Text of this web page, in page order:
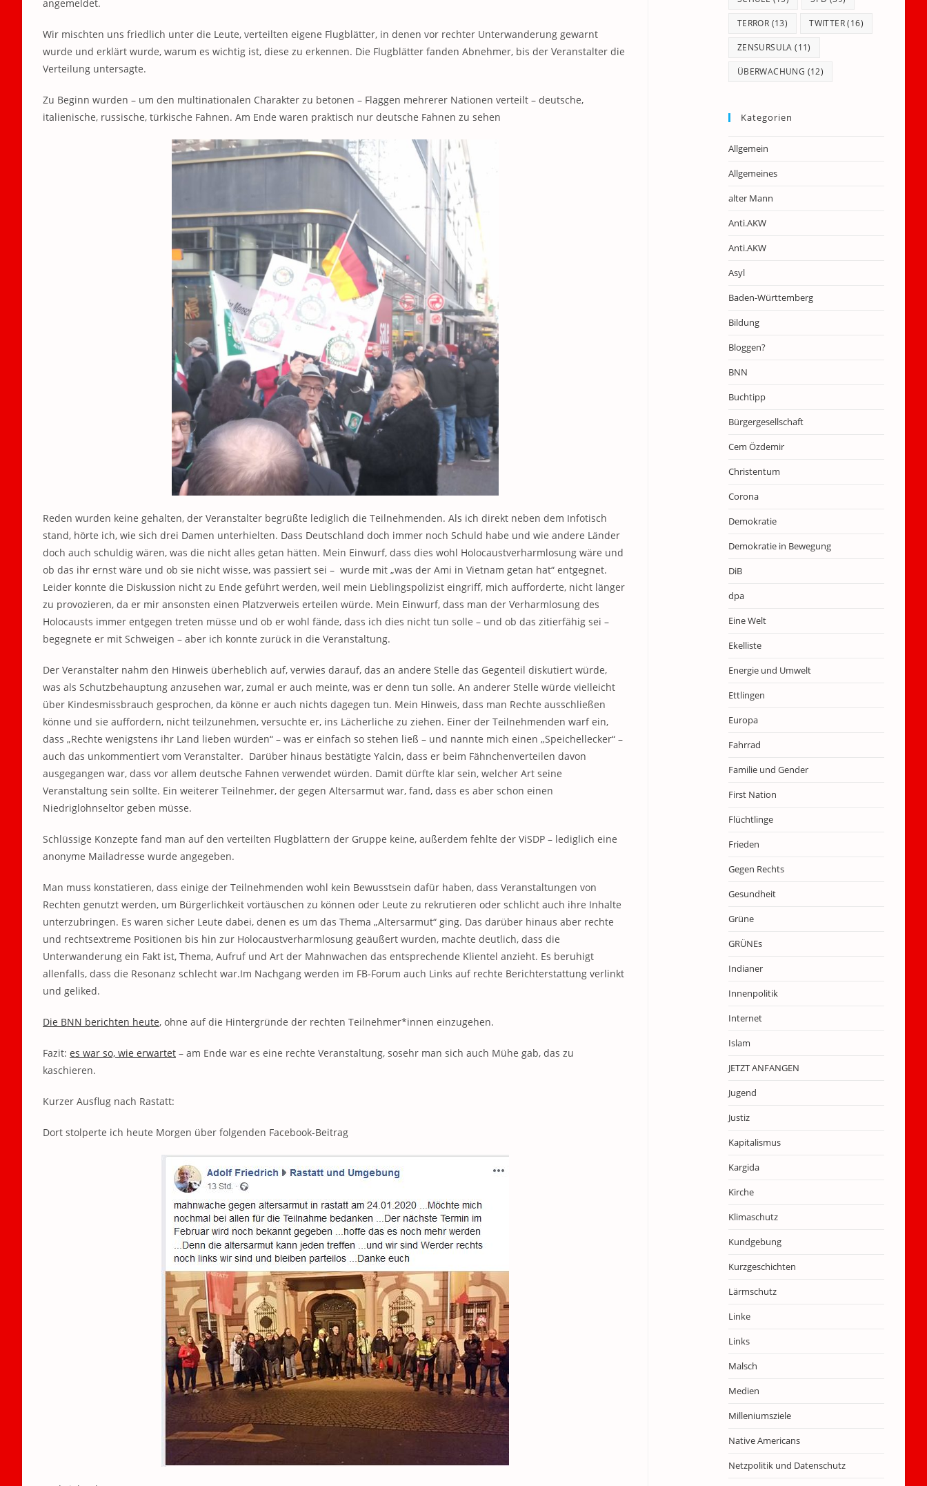
angemeldet.
Wir mischten uns friedlich unter die Leute, verteilten eigene Flugblätter, in denen vor rechter Unterwanderung gewarnt
wurde und erklärt wurde, warum es wichtig ist, diese zu erkennen. Die Flugblätter fanden Abnehmer, bis der Veranstalter die
Verteilung untersagte.
Zu Beginn wurden – um den multinationalen Charakter zu betonen – Flaggen mehrerer Nationen verteilt – deutsche,
italienische, russische, türkische Fahnen. Am Ende waren praktisch nur deutsche Fahnen zu sehen
Reden wurden keine gehalten, der Veranstalter begrüßte lediglich die Teilnehmenden. Als ich direkt neben dem Infotisch
stand, hörte ich, wie sich drei Damen unterhielten. Dass Deutschland doch immer noch Schuld habe und wie andere Länder
doch auch schuldig wären, was die nicht alles getan hätten. Mein Einwurf, dass dies wohl Holocaustverharmlosung wäre und
ob das ihr ernst wäre und ob sie nicht wisse, was passiert sei – wurde mit „was der Ami in Vietnam getan hat“ entgegnet.
Leider konnte die Diskussion nicht zu Ende geführt werden, weil mein Lieblingspolizist eingriff, mich aufforderte, nicht länger
zu provozieren, da er mir ansonsten einen Platzverweis erteilen würde. Mein Einwurf, dass man der Verharmlosung des
Holocausts immer entgegen treten müsse und ob er wohl fände, dass ich dies nicht tun solle – und ob das zitierfähig sei –
begegnete er mit Schweigen – aber ich konnte zurück in die Veranstaltung.
Der Veranstalter nahm den Hinweis überheblich auf, verwies darauf, das an andere Stelle das Gegenteil diskutiert würde,
was als Schutzbehauptung anzusehen war, zumal er auch meinte, was er denn tun solle. An anderer Stelle würde vielleicht
über Kindesmissbrauch gesprochen, da könne er auch nichts dagegen tun. Mein Hinweis, dass man Rechte ausschließen
könne und sie auffordern, nicht teilzunehmen, versuchte er, ins Lächerliche zu ziehen. Einer der Teilnehmenden warf ein,
dass „Rechte wenigstens ihr Land lieben würden“ – was er einfach so stehen ließ – und nannte mich einen „Speichellecker“ –
auch das unkommentiert vom Veranstalter. Darüber hinaus bestätigte Yalcin, dass er beim Fähnchenverteilen davon
ausgegangen war, dass vor allem deutsche Fahnen verwendet würden. Damit dürfte klar sein, welcher Art seine
Veranstaltung sein sollte. Ein weiterer Teilnehmer, der gegen Altersarmut war, fand, dass es aber schon einen
Niedriglohnseltor geben müsse.
Schlüssige Konzepte fand man auf den verteilten Flugblättern der Gruppe keine, außerdem fehlte der ViSDP – lediglich eine
anonyme Mailadresse wurde angegeben.
Man muss konstatieren, dass einige der Teilnehmenden wohl kein Bewusstsein dafür haben, dass Veranstaltungen von
Rechten genutzt werden, um Bürgerlichkeit vortäuschen zu können oder Leute zu rekrutieren oder schlicht auch ihre Inhalte
unterzubringen. Es waren sicher Leute dabei, denen es um das Thema „Altersarmut“ ging. Das darüber hinaus aber rechte
und rechtsextreme Positionen bis hin zur Holocaustverharmlosung geäußert wurden, machte deutlich, dass die
Unterwanderung ein Fakt ist, Thema, Aufruf und Art der Mahnwachen das entsprechende Klientel anzieht. Es beruhigt
allenfalls, dass die Resonanz schlecht war.Im Nachgang werden im FB-Forum auch Links auf rechte Berichterstattung verlinkt
und geliked.
Die BNN berichten heute, ohne auf die Hintergründe der rechten Teilnehmer*innen einzugehen.
Fazit: es war so, wie erwartet – am Ende war es eine rechte Veranstaltung, sosehr man sich auch Mühe gab, das zu
kaschieren.
Kurzer Ausflug nach Rastatt:
Dort stolperte ich heute Morgen über folgenden Facebook-Beitrag
TERROR (13) TWITTER(16)
ZENSURSULA (11)
ÜBERWACHUNG (12)
Kategorien
Allgemein
Allgemeines
alter Mann
Anti.AKW
Anti.AKW
Asyl
Baden-Württemberg
Bildung
Bloggen?
BNN
Buchtipp
Bürgergesellschaft
Cem Özdemir
Christentum
Corona
Demokratie
Demokratie in Bewegung
DiB
dpa
Eine Welt
Ekelliste
Energie und Umwelt
Ettlingen
Europa
Fahrrad
Familie und Gender
First Nation
Flüchtlinge
Frieden
Gegen Rechts
Gesundheit
Grüne
GRÜNEs
Indianer
Innenpolitik
Internet
Islam
JETZT ANFANGEN
Jugend
Justiz
Kapitalismus
Kargida
Kirche
Klimaschutz
Kundgebung
Kurzgeschichten
Lärmschutz
Linke
Links
Malsch
Medien
Milleniumsziele
Native Americans
Netzpolitik und Datenschutz